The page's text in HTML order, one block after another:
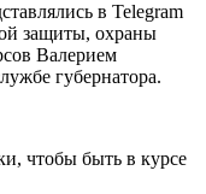
в Telegram
защиты, охраны
Валерием
губернатора.
чтобы быть в курсе